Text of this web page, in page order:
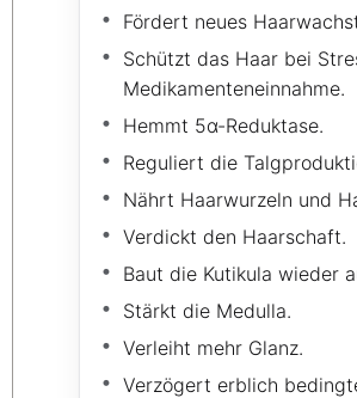
Fördert neues
Schützt das Haar bei
Medikamenteneinnahme.
Hemmt 5α-Reduktase.
Reguliert die
Nährt Haarwurzeln und
Verdickt den Haarschaft.
Baut die Kutikula wieder
Stärkt die Medulla.
Verleiht mehr Glanz.
Verzögert erblich